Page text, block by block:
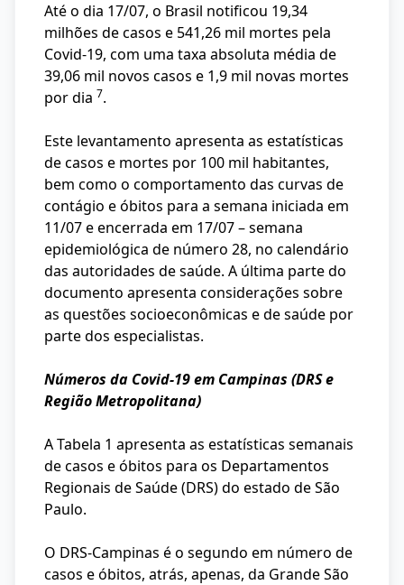
Até o dia 17/07, o Brasil notificou 19,34
milhões de casos e 541,26 mil mortes pela
Covid-19, com uma taxa absoluta média de
39,06 mil novos casos e 1,9 mil novas mortes
por dia 7.
Este levantamento apresenta as estatísticas
de casos e mortes por 100 mil habitantes,
bem como o comportamento das curvas de
contágio e óbitos para a semana iniciada em
11/07 e encerrada em 17/07 – semana
epidemiológica de número 28, no calendário
das autoridades de saúde. A última parte do
documento apresenta considerações sobre
as questões socioeconômicas e de saúde por
parte dos especialistas.
Números da Covid-19 em Campinas (DRS e
Região Metropolitana)
A Tabela 1 apresenta as estatísticas semanais
de casos e óbitos para os Departamentos
Regionais de Saúde (DRS) do estado de São
Paulo.
O DRS-Campinas é o segundo em número de
casos e óbitos, atrás, apenas, da Grande São